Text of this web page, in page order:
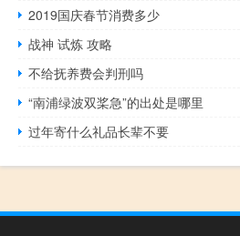
2019国庆春节消费多少
战神 试炼 攻略
不给抚养费会判刑吗
“南浦绿波双桨急”的出处是哪里
过年寄什么礼品长辈不要